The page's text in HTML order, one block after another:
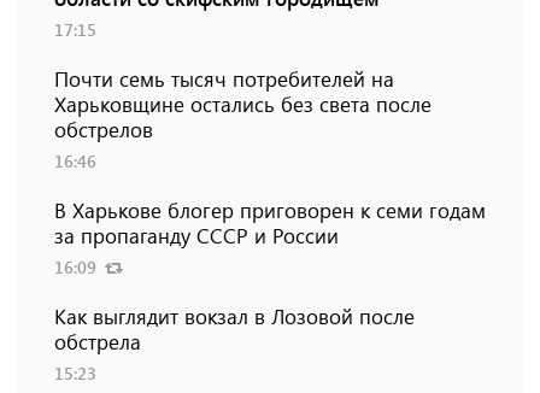
17:15
Почти семь тысяч потребителей на
Харьковщине остались без света после
обстрелов
16:46
В Харькове блогер приговорен к семи годам
за пропаганду СССР и России
16:09
Как выглядит вокзал в Лозовой после
обстрела
15:23